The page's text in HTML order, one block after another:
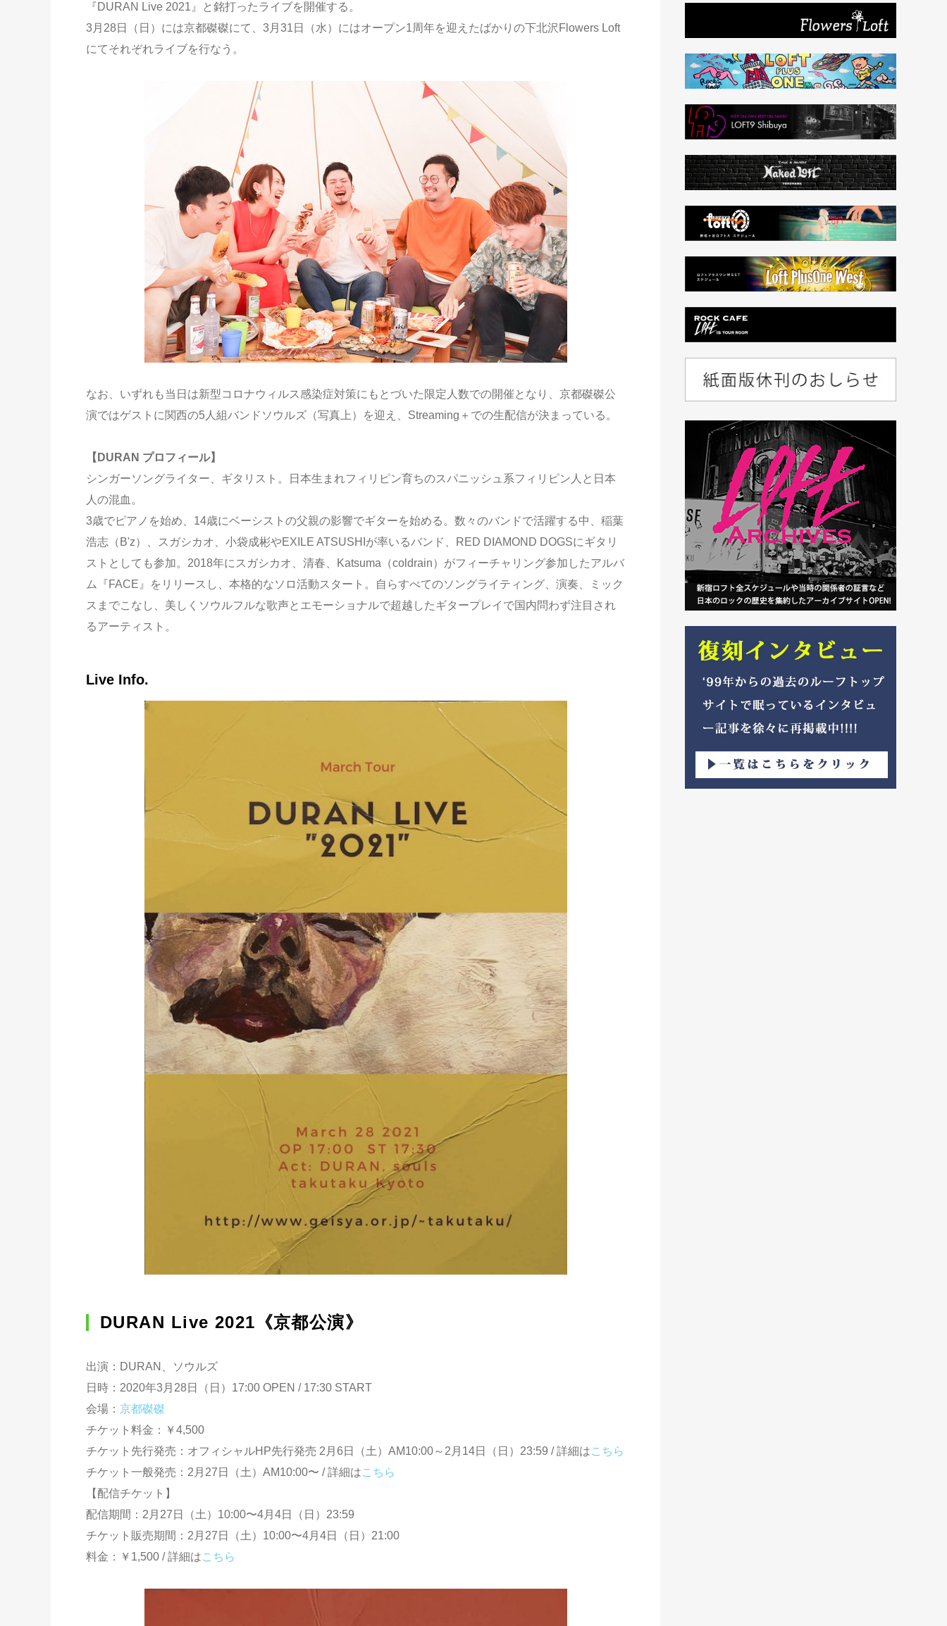
『DURAN Live 2021』と銘打ったライブを開催する。
3月28日（日）には京都磔磔にて、3月31日（水）にはオープン1周年を迎えたばかりの下北沢Flowers Loft
にてそれぞれライブを行なう。
なお、いずれも当日は新型コロナウィルス感染症対策にもとづいた限定人数での開催となり、京都磔磔公
演ではゲストに関西の5人組バンドソウルズ（写真上）を迎え、Streaming＋での生配信が決まっている。
【DURAN プロフィール】
シンガーソングライター、ギタリスト。日本生まれフィリピン育ちのスパニッシュ系フィリピン人と日本
人の混血。
3歳でピアノを始め、14歳にベーシストの父親の影響でギターを始める。数々のバンドで活躍する中、稲葉
浩志（B'z）、スガシカオ、小袋成彬やEXILE ATSUSHIが率いるバンド、RED DIAMOND DOGSにギタリ
ストとしても参加。2018年にスガシカオ、清春、Katsuma（coldrain）がフィーチャリング参加したアルバ
ム『FACE』をリリースし、本格的なソロ活動スタート。自らすべてのソングライティング、演奏、ミック
スまでこなし、美しくソウルフルな歌声とエモーショナルで超越したギタープレイで国内問わず注目され
るアーティスト。
Live Info.
DURAN Live 2021《京都公演》
出演：DURAN、ソウルズ
日時：2020年3月28日（日）17:00 OPEN / 17:30 START
会場： 京都磔磔
チケット料金：￥4,500
チケット先行発売：オフィシャルHP先行発売 2月6日（土）AM10:00～2月14日（日）23:59 / 詳細はこちら
チケット一般発売：2月27日（土）AM10:00〜 / 詳細はこちら
【配信チケット】
配信期間：2月27日（土）10:00〜4月4日（日）23:59
チケット販売期間：2月27日（土）10:00〜4月4日（日）21:00
料金：￥1,500 / 詳細はこちら